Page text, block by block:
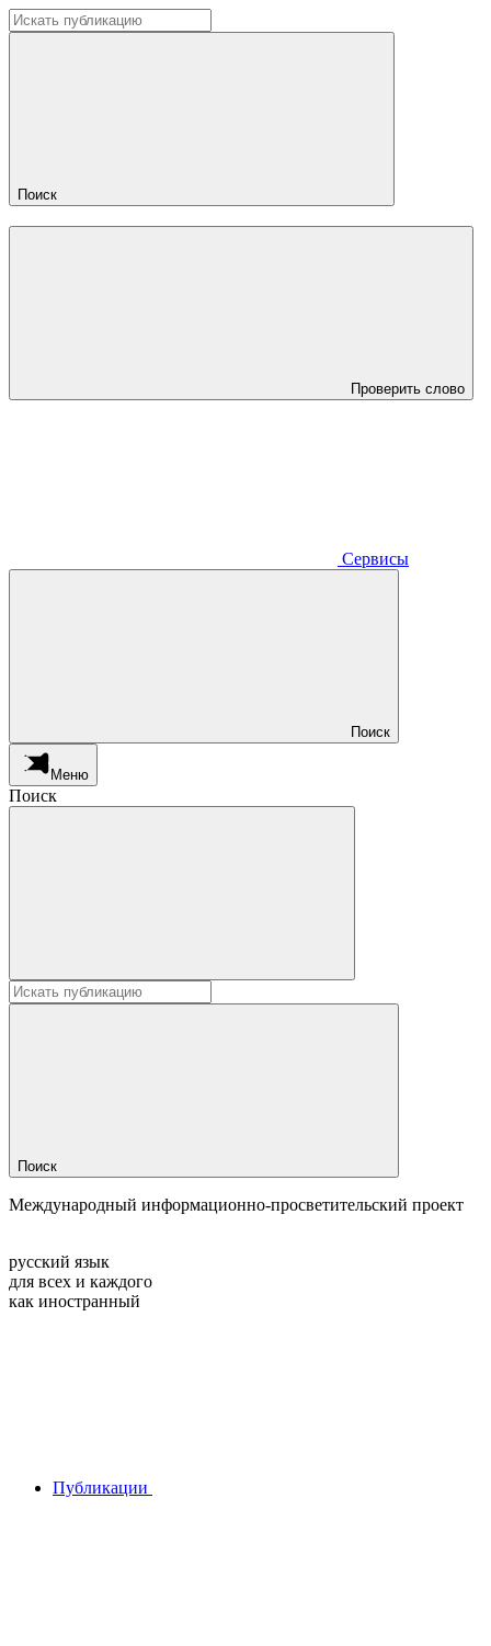
Поиск
Проверить слово
Сервисы
Поиск
Меню
Поиск
Поиск
Международный информационно-просветительский проект
русский язык
для всех и каждого
как иностранный
Публикации